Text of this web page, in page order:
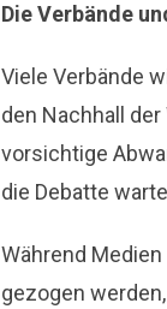
Die Verbände
Viele Verbände
den Nachhall
vorsichtige
die Debatte
Während
gezogen